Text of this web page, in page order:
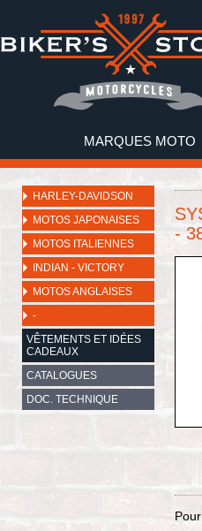
MARQUES MOTO
HARLEY-DAVIDSON
MOTOS JAPONAISES
MOTOS ITALIENNES
INDIAN - VICTORY
MOTOS ANGLAISES
-
VÊTEMENTS ET IDÉES
CADEAUX
CATALOGUES
DOC. TECHNIQUE
-